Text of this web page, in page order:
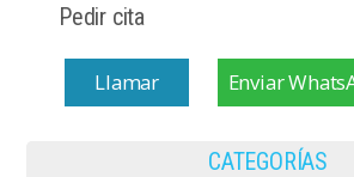
Pedir cita
Llamar Enviar
CATEGORÍAS